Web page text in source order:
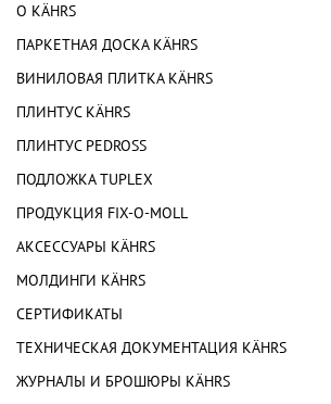
О KÄHRS
ПАРКЕТНАЯ ДОСКА KÄHRS
ВИНИЛОВАЯ ПЛИТКА KÄHRS
ПЛИНТУС KÄHRS
ПЛИНТУС PEDROSS
ПОДЛОЖКА TUPLEX
ПРОДУКЦИЯ FIX-O-MOLL
АКСЕССУАРЫ KÄHRS
МОЛДИНГИ KÄHRS
СЕРТИФИКАТЫ
ТЕХНИЧЕСКАЯ ДОКУМЕНТАЦИЯ KÄHRS
ЖУРНАЛЫ И БРОШЮРЫ KÄHRS